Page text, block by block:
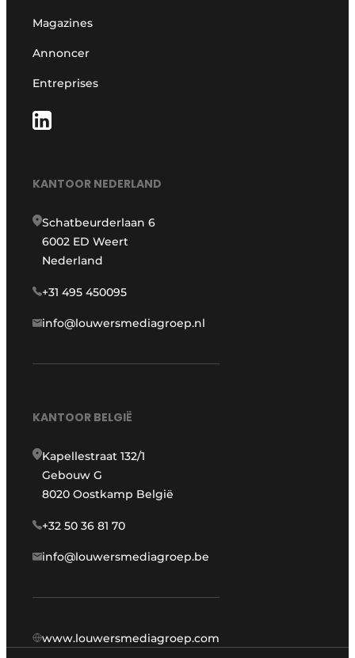
Magazines
Annoncer
Entreprises
KANTOOR NEDERLAND
Schatbeurderlaan 6
6002 ED Weert
Nederland
+31 495 450095
info@louwersmediagroep.nl
KANTOOR BELGIË
Kapellestraat 132/1
Gebouw G
8020 Oostkamp België
+32 50 36 81 70
info@louwersmediagroep.be
www.louwersmediagroep.com